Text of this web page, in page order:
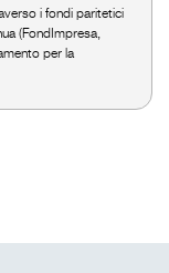
i fondi paritetici
(FondImpresa,
per la